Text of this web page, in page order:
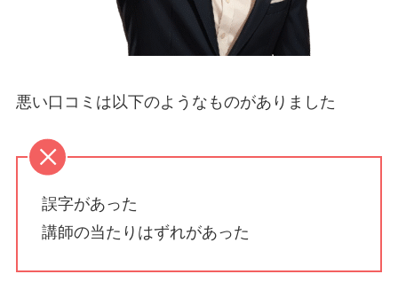
悪い口コミは以下のようなものがありました
誤字があった
講師の当たりはずれがあった